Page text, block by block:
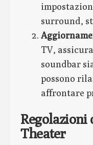
surround,
TV,
soundbar
possono
affrontare
Regolazioni
Theater